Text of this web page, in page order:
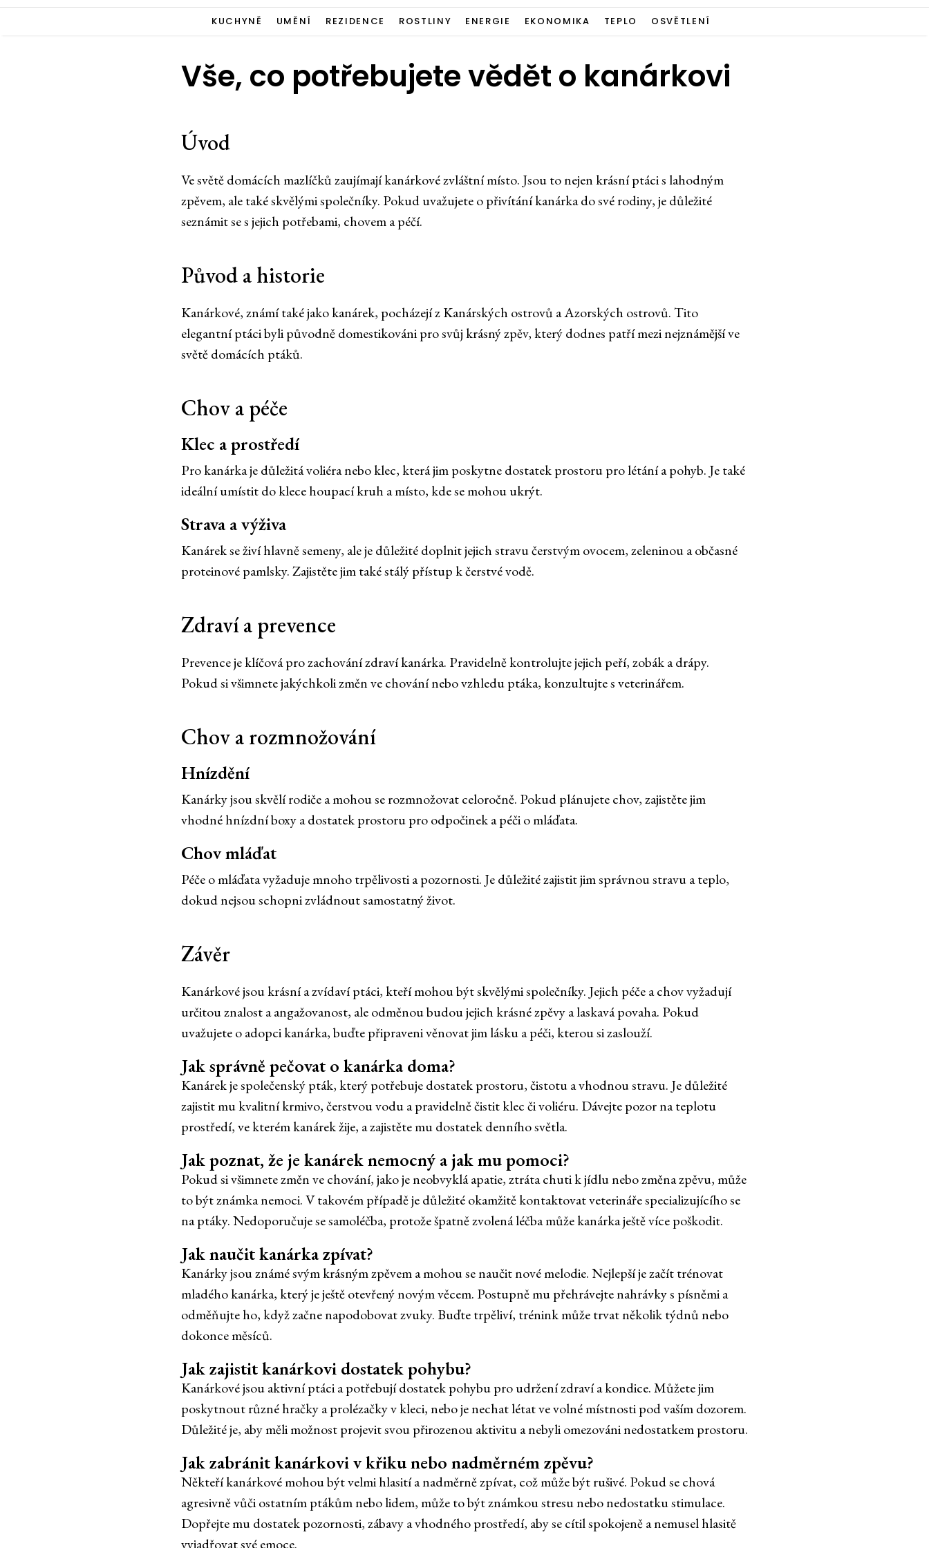
KUCHYNĚ UMĚNÍ REZIDENCE ROSTLINY ENERGIE EKONOMIKA TEPLO OSVĚTLENÍ
Vše, co potřebujete vědět o kanárkovi
Úvod
Ve světě domácích mazlíčků zaujímají kanárkové zvláštní místo. Jsou to nejen krásní ptáci s lahodným
zpěvem, ale také skvělými společníky. Pokud uvažujete o přivítání kanárka do své rodiny, je důležité
seznámit se s jejich potřebami, chovem a péčí.
Původ a historie
Kanárkové, známí také jako kanárek, pocházejí z Kanárských ostrovů a Azorských ostrovů. Tito
elegantní ptáci byli původně domestikováni pro svůj krásný zpěv, který dodnes patří mezi nejznámější ve
světě domácích ptáků.
Chov a péče
Klec a prostředí
Pro kanárka je důležitá voliéra nebo klec, která jim poskytne dostatek prostoru pro létání a pohyb. Je také
ideální umístit do klece houpací kruh a místo, kde se mohou ukrýt.
Strava a výživa
Kanárek se živí hlavně semeny, ale je důležité doplnit jejich stravu čerstvým ovocem, zeleninou a občasné
proteinové pamlsky. Zajistěte jim také stálý přístup k čerstvé vodě.
Zdraví a prevence
Prevence je klíčová pro zachování zdraví kanárka. Pravidelně kontrolujte jejich peří, zobák a drápy.
Pokud si všimnete jakýchkoli změn ve chování nebo vzhledu ptáka, konzultujte s veterinářem.
Chov a rozmnožování
Hnízdění
Kanárky jsou skvělí rodiče a mohou se rozmnožovat celoročně. Pokud plánujete chov, zajistěte jim
vhodné hnízdní boxy a dostatek prostoru pro odpočinek a péči o mláďata.
Chov mláďat
Péče o mláďata vyžaduje mnoho trpělivosti a pozornosti. Je důležité zajistit jim správnou stravu a teplo,
dokud nejsou schopni zvládnout samostatný život.
Závěr
Kanárkové jsou krásní a zvídaví ptáci, kteří mohou být skvělými společníky. Jejich péče a chov vyžadují
určitou znalost a angažovanost, ale odměnou budou jejich krásné zpěvy a laskavá povaha. Pokud
uvažujete o adopci kanárka, buďte připraveni věnovat jim lásku a péči, kterou si zaslouží.
Jak správně pečovat o kanárka doma?
Kanárek je společenský pták, který potřebuje dostatek prostoru, čistotu a vhodnou stravu. Je důležité
zajistit mu kvalitní krmivo, čerstvou vodu a pravidelně čistit klec či voliéru. Dávejte pozor na teplotu
prostředí, ve kterém kanárek žije, a zajistěte mu dostatek denního světla.
Jak poznat, že je kanárek nemocný a jak mu pomoci?
Pokud si všimnete změn ve chování, jako je neobvyklá apatie, ztráta chuti k jídlu nebo změna zpěvu, může
to být známka nemoci. V takovém případě je důležité okamžitě kontaktovat veterináře specializujícího se
na ptáky. Nedoporučuje se samoléčba, protože špatně zvolená léčba může kanárka ještě více poškodit.
Jak naučit kanárka zpívat?
Kanárky jsou známé svým krásným zpěvem a mohou se naučit nové melodie. Nejlepší je začít trénovat
mladého kanárka, který je ještě otevřený novým věcem. Postupně mu přehrávejte nahrávky s písněmi a
odměňujte ho, když začne napodobovat zvuky. Buďte trpěliví, trénink může trvat několik týdnů nebo
dokonce měsíců.
Jak zajistit kanárkovi dostatek pohybu?
Kanárkové jsou aktivní ptáci a potřebují dostatek pohybu pro udržení zdraví a kondice. Můžete jim
poskytnout různé hračky a prolézačky v kleci, nebo je nechat létat ve volné místnosti pod vaším dozorem.
Důležité je, aby měli možnost projevit svou přirozenou aktivitu a nebyli omezováni nedostatkem prostoru.
Jak zabránit kanárkovi v křiku nebo nadměrném zpěvu?
Někteří kanárkové mohou být velmi hlasití a nadměrně zpívat, což může být rušivé. Pokud se chová
agresivně vůči ostatním ptákům nebo lidem, může to být známkou stresu nebo nedostatku stimulace.
Dopřejte mu dostatek pozornosti, zábavy a vhodného prostředí, aby se cítil spokojeně a nemusel hlasitě
vyjadřovat své emoce.